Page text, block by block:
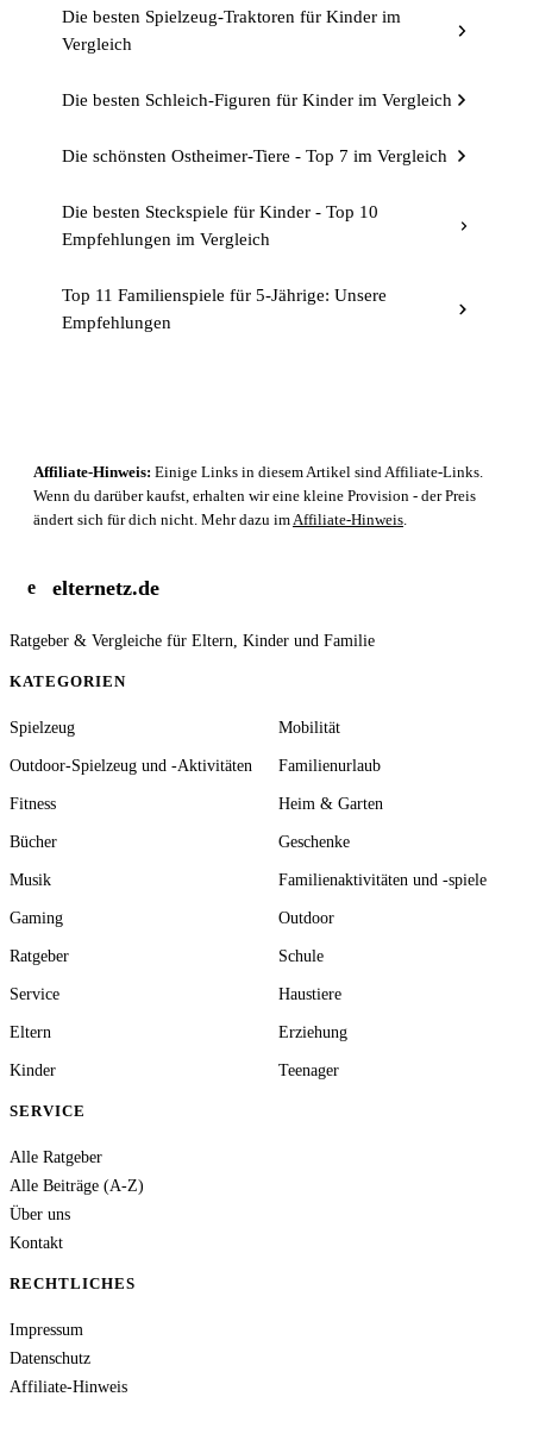
Die besten Spielzeug-Traktoren für Kinder im
Vergleich
Die besten Schleich-Figuren für Kinder im Vergleich
Die schönsten Ostheimer-Tiere - Top 7 im Vergleich
Die besten Steckspiele für Kinder - Top 10
Empfehlungen im Vergleich
Top 11 Familienspiele für 5-Jährige: Unsere
Empfehlungen
Affiliate-Hinweis: Einige Links in diesem Artikel sind Affiliate-Links.
Wenn du darüber kaufst, erhalten wir eine kleine Provision - der Preis
ändert sich für dich nicht. Mehr dazu im Affiliate-Hinweis
e elternetz.de
Ratgeber & Vergleiche für Eltern, Kinder und Familie
KATEGORIEN
Spielzeug Mobilität
Outdoor-Spielzeug und -Aktivitäten Familienurlaub
Fitness Heim & Garten
Bücher Geschenke
Musik Familienaktivitäten und -spiele
Gaming Outdoor
Ratgeber Schule
Service Haustiere
Eltern Erziehung
Kinder Teenager
SERVICE
Alle Ratgeber
Alle Beiträge (A-Z)
Über uns
Kontakt
RECHTLICHES
Impressum
Datenschutz
Affiliate-Hinweis